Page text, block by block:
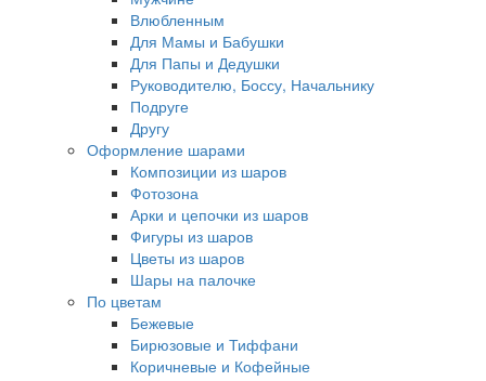
Влюбленным
Для Мамы и Бабушки
Для Папы и Дедушки
Руководителю, Боссу, Начальнику
Подруге
Другу
Оформление шарами
Композиции из шаров
Фотозона
Арки и цепочки из шаров
Фигуры из шаров
Цветы из шаров
Шары на палочке
По цветам
Бежевые
Бирюзовые и Тиффани
Коричневые и Кофейные